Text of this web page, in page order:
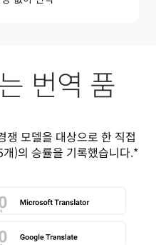
번역 품
모델을 대상으로 한 직접
)의 승률을 기록했습니다.*